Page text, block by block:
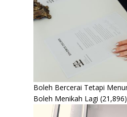
Boleh Bercerai Tetapi
Boleh Menikah Lagi (21,896)